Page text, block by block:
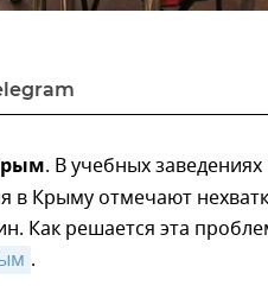
. В учебных заведениях
в Крыму отмечают
Как решается эта
.